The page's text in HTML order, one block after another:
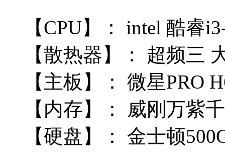
【CPU】：
intel 酷睿
【散热器】：
超频三
【主板】：
微星PRO
【内存】：
威刚万紫
【硬盘】：
金士顿